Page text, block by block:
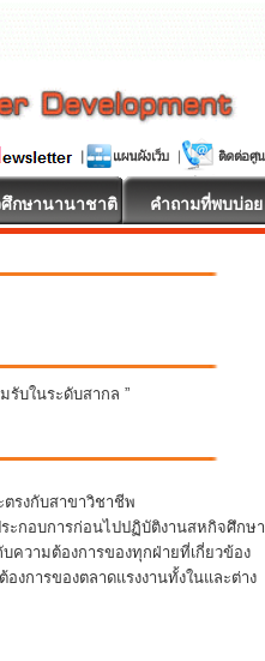
กษานานาชาติ คำถามที่พบบ่อย
รับในระดับสากล ”
รงกับสาขาวิชาชีพ
ะกอบการก่อนไปปฏิบัติงานสหกิจศึกษา
ความต้องการของทุกฝ่ายที่เกี่ยวข้อง
การของตลาดแรงงานทั้งในและต่าง